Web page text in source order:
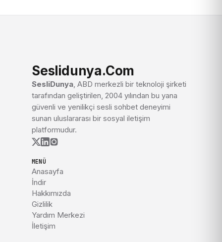
Seslidunya.Com
SesliDunya, ABD merkezli bir teknoloji şirketi
tarafından geliştirilen, 2004 yılından bu yana
güvenli ve yenilikçi sesli sohbet deneyimi
sunan uluslararası bir sosyal iletişim
platformudur.
MENÜ
Anasayfa
İndir
Hakkımızda
Gizlilik
Yardım Merkezi
İletişim